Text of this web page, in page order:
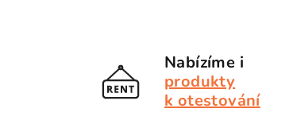
Nabízíme i
produkty
k otestování